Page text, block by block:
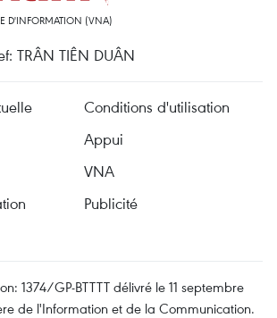
D'INFORMATION (VNA)
TRÂN TIÊN DUÂN
Conditions d'utilisation
Appui
VNA
Publicité
1374/GP-BTTTT délivré le 11 septembre
de l'Information et de la Communication.